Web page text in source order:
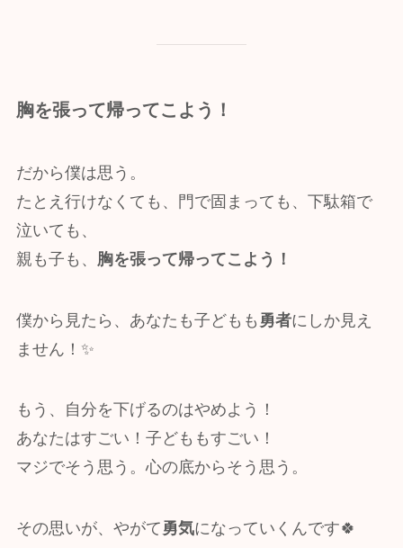
胸を張って帰ってこよう！
だから僕は思う。
たとえ行けなくても、門で固まっても、下駄箱で
泣いても、
親も子も、 胸を張って帰ってこよう！
僕から見たら、あなたも子どもも 勇者にしか見え
ません！✨
もう、自分を下げるのはやめよう！
あなたはすごい！子どももすごい！
マジでそう思う。心の底からそう思う。
その思いが、やがて 勇気になっていくんです🍀